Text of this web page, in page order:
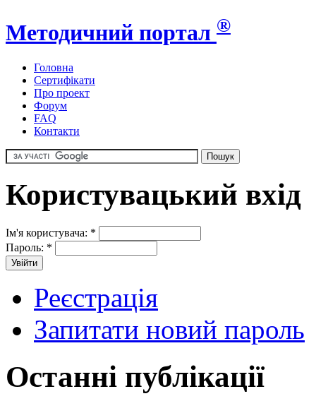
Методичний портал ®
Головна
Сертифікати
Про проект
Форум
FAQ
Контакти
Користувацький вхід
Ім'я користувача: *
Пароль: *
Реєстрація
Запитати новий пароль
Останні публікації